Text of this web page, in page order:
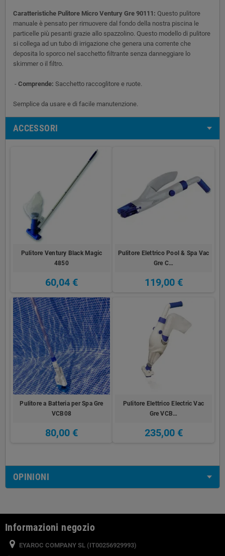
Caratteristiche Pulitore Micro Ventury Gre 90111: Questo pulitore
manuale è pensato per rimuovere dal fondo della nostra piscina le
particelle più pesanti grazie allo spazzolino. Questo modello di pulitore
si collega ad un tubo di irrigazione che genera una corrente che
deposita lo sporco nel sacchetto filtrante senza danneggiare lo
skimmer o il filtro.
- Comprende: Sacchetto raccoglitore e ruote.
Semplice da usare e di facile manutenzione.
ACCESSORI
Pulitore Ventury Black Magic
4850
60,04 €
Pulitore Elettrico Pool & Spa Vac
Gre C…
119,00 €
Pulitore a Batteria per Spa Gre
VCB08
80,00 €
Pulitore Elettrico Electric Vac
Gre VCB…
235,00 €
OPINIONI
Informazioni negozio
EYAROC COMPANY SL (IT00256929993)